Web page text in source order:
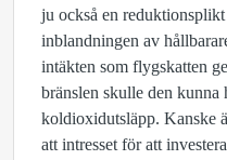
ju också en
inblandningen av
intäkten som flygskatten
bränslen skulle den
koldioxidutsläpp. Kanske
att intresset för att